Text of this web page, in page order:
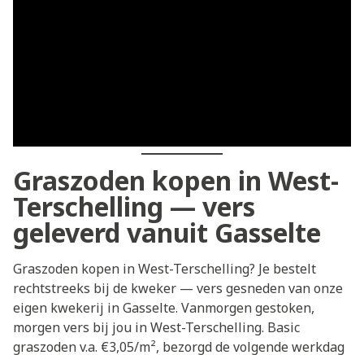
Graszoden kopen in West-
Terschelling — vers
geleverd vanuit Gasselte
Graszoden kopen in West-Terschelling? Je bestelt
rechtstreeks bij de kweker — vers gesneden van onze
eigen kwekerij in Gasselte. Vanmorgen gestoken,
morgen vers bij jou in West-Terschelling. Basic
graszoden v.a. €3,05/m², bezorgd de volgende werkdag